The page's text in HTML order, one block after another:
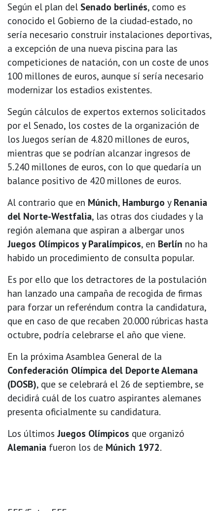
Según el plan del Senado berlinés, como es
conocido el Gobierno de la ciudad-estado, no
sería necesario construir instalaciones deportivas,
a excepción de una nueva piscina para las
competiciones de natación, con un coste de unos
100 millones de euros, aunque sí sería necesario
modernizar los estadios existentes.
Según cálculos de expertos externos solicitados
por el Senado, los costes de la organización de
los Juegos serían de 4.820 millones de euros,
mientras que se podrían alcanzar ingresos de
5.240 millones de euros, con lo que quedaría un
balance positivo de 420 millones de euros.
Al contrario que en Múnich, Hamburgo y Renania
del Norte-Westfalia, las otras dos ciudades y la
región alemana que aspiran a albergar unos
Juegos Olímpicos y Paralímpicos, en Berlín no ha
habido un procedimiento de consulta popular.
Es por ello que los detractores de la postulación
han lanzado una campaña de recogida de firmas
para forzar un referéndum contra la candidatura,
que en caso de que recaben 20.000 rúbricas hasta
octubre, podría celebrarse el año que viene.
En la próxima Asamblea General de la
Confederación Olímpica del Deporte Alemana
(DOSB), que se celebrará el 26 de septiembre, se
decidirá cuál de los cuatro aspirantes alemanes
presenta oficialmente su candidatura.
Los últimos Juegos Olímpicos que organizó
Alemania fueron los de Múnich 1972.